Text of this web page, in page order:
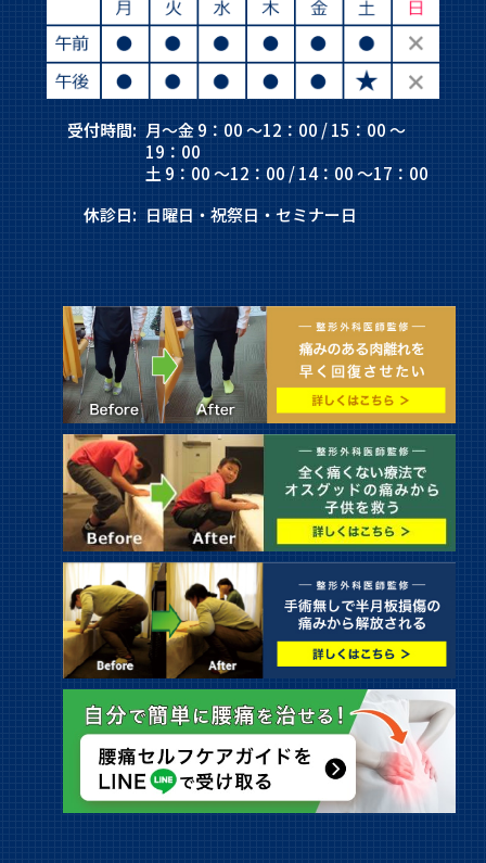
受付時間: 月～金 9：00 ～12：00 / 15：00 ～
19：00
土 9：00 ～12：00 / 14：00 ～17：00
休診日: 日曜日・祝祭日・セミナー日